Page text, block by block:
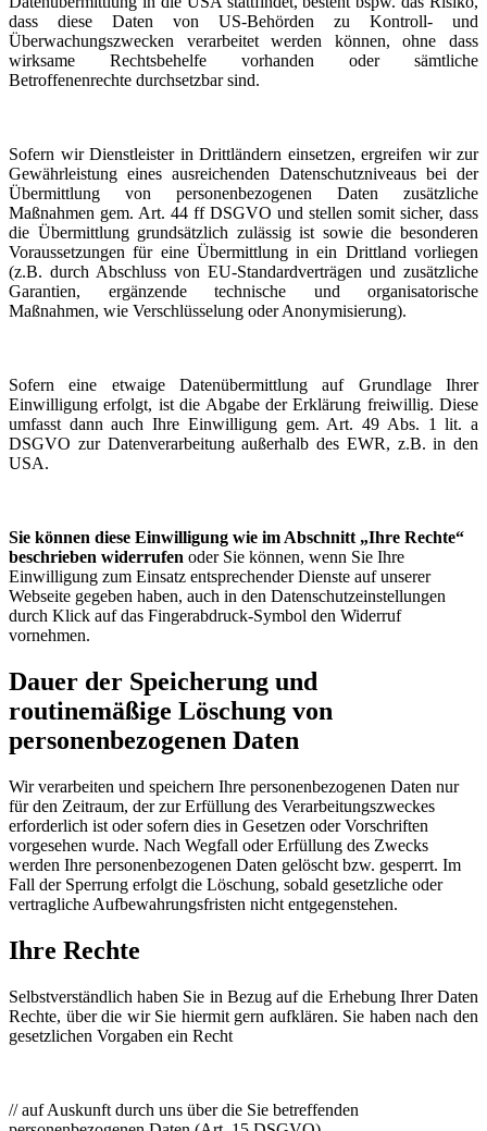
dass diese Daten von US-Behörden zu Kontroll- und
Überwachungszwecken verarbeitet werden können, ohne dass
wirksame Rechtsbehelfe vorhanden oder sämtliche
Betroffenenrechte durchsetzbar sind.
Sofern wir Dienstleister in Drittländern einsetzen, ergreifen wir zur
Gewährleistung eines ausreichenden Datenschutzniveaus bei der
Übermittlung von personenbezogenen Daten zusätzliche
Maßnahmen gem. Art. 44 ff DSGVO und stellen somit sicher, dass
die Übermittlung grundsätzlich zulässig ist sowie die besonderen
Voraussetzungen für eine Übermittlung in ein Drittland vorliegen
(z.B. durch Abschluss von EU-Standardverträgen und zusätzliche
Garantien, ergänzende technische und organisatorische
Maßnahmen, wie Verschlüsselung oder Anonymisierung).
Sofern eine etwaige Datenübermittlung auf Grundlage Ihrer
Einwilligung erfolgt, ist die Abgabe der Erklärung freiwillig. Diese
umfasst dann auch Ihre Einwilligung gem. Art. 49 Abs. 1 lit. a
DSGVO zur Datenverarbeitung außerhalb des EWR, z.B. in den
USA.
Sie können diese Einwilligung wie im Abschnitt „Ihre Rechte“
beschrieben widerrufen oder Sie können, wenn Sie Ihre
Einwilligung zum Einsatz entsprechender Dienste auf unserer
Webseite gegeben haben, auch in den Datenschutzeinstellungen
durch Klick auf das Fingerabdruck-Symbol den Widerruf
vornehmen.
Dauer der Speicherung und
routinemäßige Löschung von
personenbezogenen Daten
Wir verarbeiten und speichern Ihre personenbezogenen Daten nur
für den Zeitraum, der zur Erfüllung des Verarbeitungszweckes
erforderlich ist oder sofern dies in Gesetzen oder Vorschriften
vorgesehen wurde. Nach Wegfall oder Erfüllung des Zwecks
werden Ihre personenbezogenen Daten gelöscht bzw. gesperrt. Im
Fall der Sperrung erfolgt die Löschung, sobald gesetzliche oder
vertragliche Aufbewahrungsfristen nicht entgegenstehen.
Ihre Rechte
Selbstverständlich haben Sie in Bezug auf die Erhebung Ihrer Daten
Rechte, über die wir Sie hiermit gern aufklären. Sie haben nach den
gesetzlichen Vorgaben ein Recht
// auf Auskunft durch uns über die Sie betreffenden